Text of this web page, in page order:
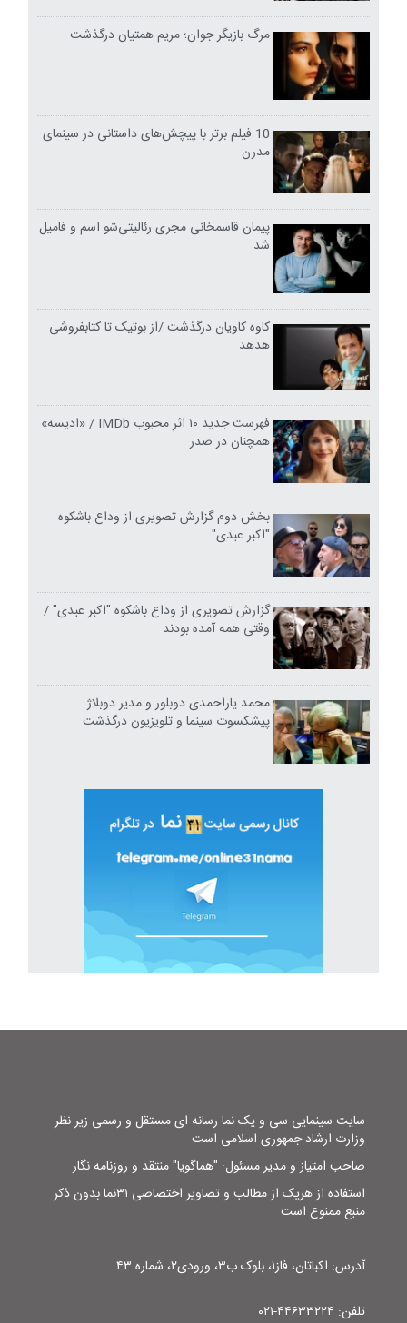
مرگ بازیگر جوان؛ مریم همتیان درگذشت
10 فیلم برتر با پیچش‌های داستانی در سینمای
مدرن
پیمان قاسمخانی مجری رئالیتی‌شو اسم و فامیل
شد
کاوه کاویان درگذشت /از بوتیک تا کتابفروشی
هدهد
فهرست جدید ۱۰ اثر محبوب IMDb / «ادیسه»
همچنان در صدر
بخش دوم گزارش تصویری از وداع باشکوه
"اکبر عبدی"
گزارش تصویری از وداع باشکوه "اکبر عبدی" /
وقتی همه آمده بودند
محمد یاراحمدی دوبلور و مدیر دوبلاژ
پیشکسوت سینما و تلویزیون درگذشت
سایت سینمایی سی و یک نما رسانه ای مستقل و رسمی زیر نظر
وزارت ارشاد جمهوری اسلامی است
صاحب امتیاز و مدیر مسئول: "هماگویا" منتقد و روزنامه نگار
استفاده از هریک از مطالب و تصاویر اختصاصی ۳۱نما بدون ذکر
منبع ممنوع است
آدرس: اکباتان، فاز۱، بلوک ب۳، ورودی۲، شماره ۴۳
تلفن: ۴۴۶۳۳۲۲۴-۰۲۱